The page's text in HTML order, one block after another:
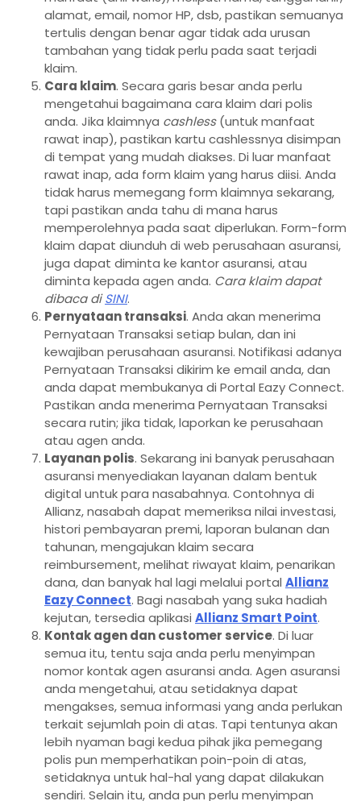
alamat, email, nomor HP, dsb, pastikan semuanya
tertulis dengan benar agar tidak ada urusan
tambahan yang tidak perlu pada saat terjadi
klaim.
Cara klaim. Secara garis besar anda perlu
mengetahui bagaimana cara klaim dari polis
anda. Jika klaimnya cashless(untuk manfaat
rawat inap), pastikan kartu cashlessnya disimpan
di tempat yang mudah diakses. Di luar manfaat
rawat inap, ada form klaim yang harus diisi. Anda
tidak harus memegang form klaimnya sekarang,
tapi pastikan anda tahu di mana harus
memperolehnya pada saat diperlukan. Form-form
klaim dapat diunduh di web perusahaan asuransi,
juga dapat diminta ke kantor asuransi, atau
diminta kepada agen anda. Cara klaim dapat
dibaca diSINI.
Pernyataan transaksi. Anda akan menerima
Pernyataan Transaksi setiap bulan, dan ini
kewajiban perusahaan asuransi. Notifikasi adanya
Pernyataan Transaksi dikirim ke email anda, dan
anda dapat membukanya di Portal Eazy Connect.
Pastikan anda menerima Pernyataan Transaksi
secara rutin; jika tidak, laporkan ke perusahaan
atau agen anda.
Layanan polis. Sekarang ini banyak perusahaan
asuransi menyediakan layanan dalam bentuk
digital untuk para nasabahnya. Contohnya di
Allianz, nasabah dapat memeriksa nilai investasi,
histori pembayaran premi, laporan bulanan dan
tahunan, mengajukan klaim secara
reimbursement, melihat riwayat klaim, penarikan
dana, dan banyak hal lagi melalui portal Allianz
Eazy Connect. Bagi nasabah yang suka hadiah
kejutan, tersedia aplikasi Allianz Smart Point.
Kontak agen dan customer service. Di luar
semua itu, tentu saja anda perlu menyimpan
nomor kontak agen asuransi anda. Agen asuransi
anda mengetahui, atau setidaknya dapat
mengakses, semua informasi yang anda perlukan
terkait sejumlah poin di atas. Tapi tentunya akan
lebih nyaman bagi kedua pihak jika pemegang
polis pun memperhatikan poin-poin di atas,
setidaknya untuk hal-hal yang dapat dilakukan
sendiri. Selain itu, anda pun perlu menyimpan